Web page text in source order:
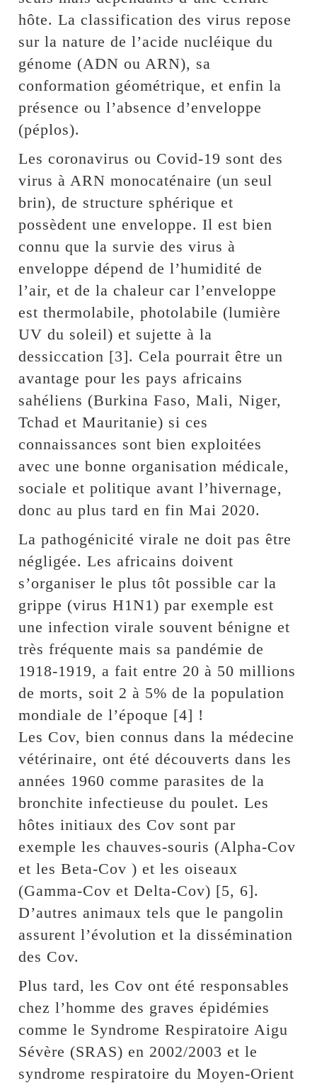
hôte. La classification des virus repose
sur la nature de l’acide nucléique du
génome (ADN ou ARN), sa
conformation géométrique, et enfin la
présence ou l’absence d’enveloppe
(péplos).
Les coronavirus ou Covid-19 sont des
virus à ARN monocaténaire (un seul
brin), de structure sphérique et
possèdent une enveloppe. Il est bien
connu que la survie des virus à
enveloppe dépend de l’humidité de
l’air, et de la chaleur car l’enveloppe
est thermolabile, photolabile (lumière
UV du soleil) et sujette à la
dessiccation [3]. Cela pourrait être un
avantage pour les pays africains
sahéliens (Burkina Faso, Mali, Niger,
Tchad et Mauritanie) si ces
connaissances sont bien exploitées
avec une bonne organisation médicale,
sociale et politique avant l’hivernage,
donc au plus tard en fin Mai 2020.
La pathogénicité virale ne doit pas être
négligée. Les africains doivent
s’organiser le plus tôt possible car la
grippe (virus H1N1) par exemple est
une infection virale souvent bénigne et
très fréquente mais sa pandémie de
1918-1919, a fait entre 20 à 50 millions
de morts, soit 2 à 5% de la population
mondiale de l’époque [4] !
Les Cov, bien connus dans la médecine
vétérinaire, ont été découverts dans les
années 1960 comme parasites de la
bronchite infectieuse du poulet. Les
hôtes initiaux des Cov sont par
exemple les chauves-souris (Alpha-Cov
et les Beta-Cov ) et les oiseaux
(Gamma-Cov et Delta-Cov) [5, 6].
D’autres animaux tels que le pangolin
assurent l’évolution et la dissémination
des Cov.
Plus tard, les Cov ont été responsables
chez l’homme des graves épidémies
comme le Syndrome Respiratoire Aigu
Sévère (SRAS) en 2002/2003 et le
syndrome respiratoire du Moyen-Orient